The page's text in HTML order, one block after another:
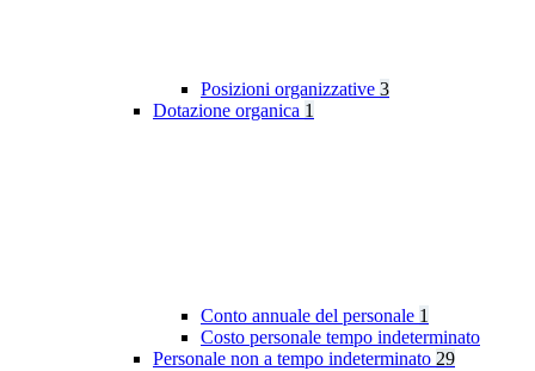
Posizioni organizzative 3
Dotazione organica 1
Conto annuale del personale 1
Costo personale tempo indeterminato
Personale non a tempo indeterminato 29